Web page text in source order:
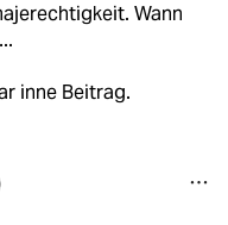
Wann
inne Beitrag.